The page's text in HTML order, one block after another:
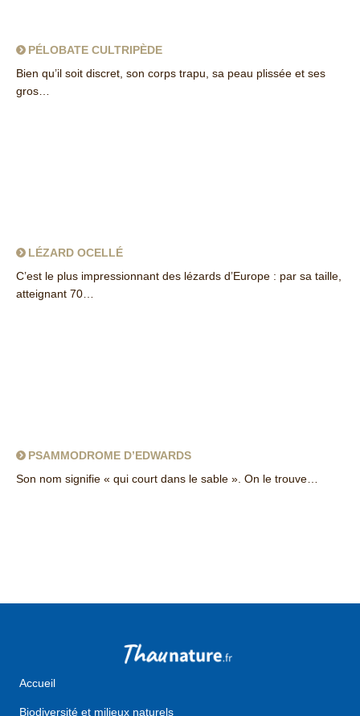
PÉLOBATE CULTRIPÈDE
Bien qu’il soit discret, son corps trapu, sa peau plissée et ses
gros…
LÉZARD OCELLÉ
C’est le plus impressionnant des lézards d’Europe : par sa taille,
atteignant 70…
PSAMMODROME D’EDWARDS
Son nom signifie « qui court dans le sable ». On le trouve…
Accueil
Biodiversité et milieux naturels